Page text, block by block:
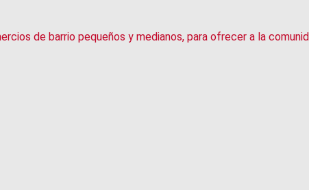
de barrio pequeños y medianos, para ofrecer a la